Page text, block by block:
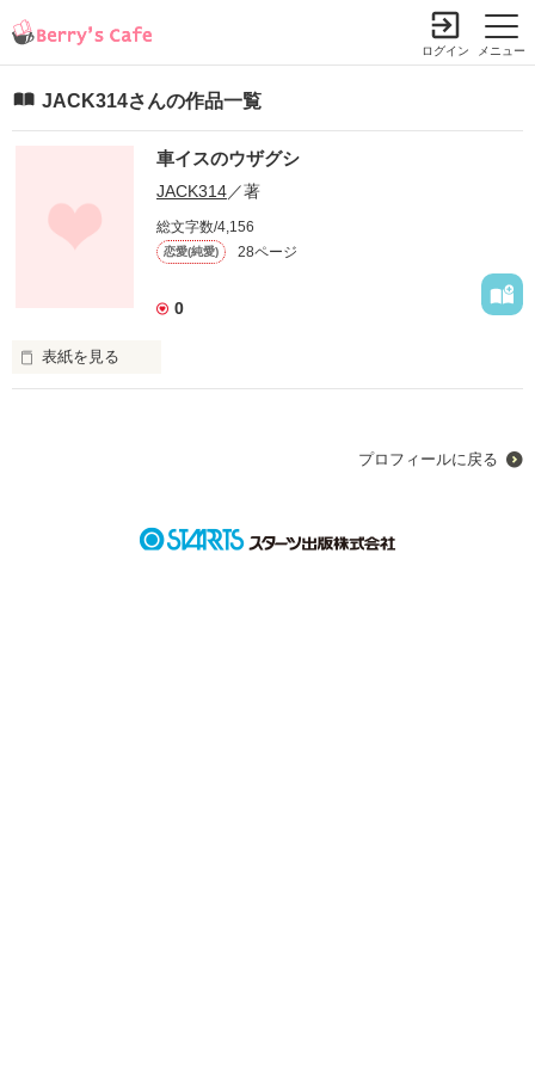
メニュー
ログイン
JACK314さんの作品一覧
車イスのウザグシ
JACK314／著
総文字数/4,156
恋愛(純愛) 28ページ
0
表紙を見る
してしまったのだ
プロフィールに戻る